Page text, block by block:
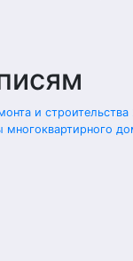
и
многоквартирного